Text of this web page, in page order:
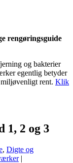
rengøringsguide
og bakterier
egentlig betyder
rent. Klik
1, 2 og 3
, Digte og
|